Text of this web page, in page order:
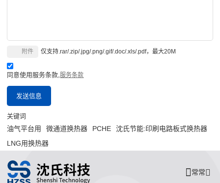
仅支持.rar/.zip/.jpg/.png/.gif/.doc/.xls/.pdf，最大20M
附件
同意使用服务条款, 服务条款
发送信息
关键词
油气平台用 微通道换热器 PCHE
沈氏节能:印刷电路板式换热器
LNG用换热器
常常